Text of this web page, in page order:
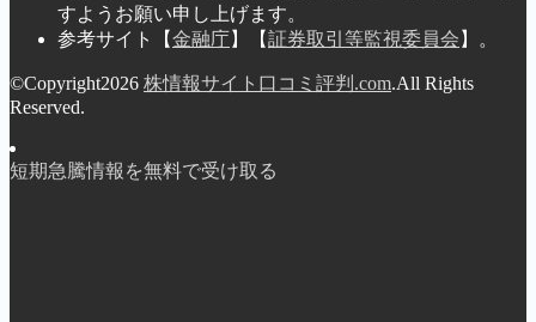
すようお願い申し上げます。
参考サイト【金融庁】【証券取引等監視委員会 】。
©Copyright2026 株情報サイト口コミ評判.com.All Rights
Reserved.
短期急騰情報を無料で受け取る